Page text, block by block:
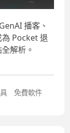
播客、
Pocket 退
解析。
免費軟件